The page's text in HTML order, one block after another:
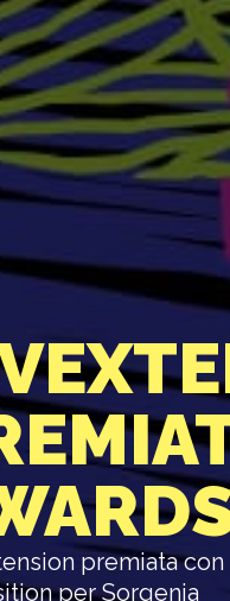
premiata
per Sorgenia